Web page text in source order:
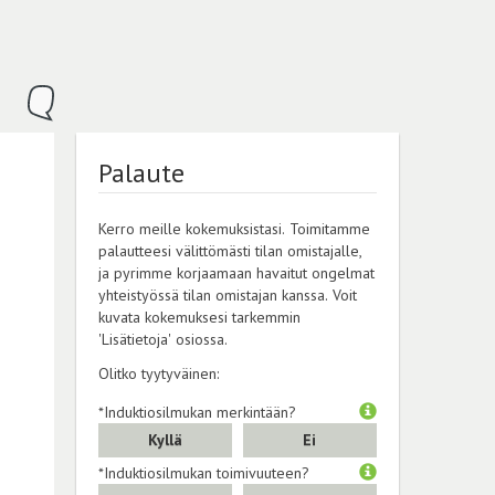
Palaute
Kerro meille kokemuksistasi. Toimitamme
palautteesi välittömästi tilan omistajalle,
ja pyrimme korjaamaan havaitut ongelmat
yhteistyössä tilan omistajan kanssa. Voit
kuvata kokemuksesi tarkemmin
'Lisätietoja' osiossa.
Olitko tyytyväinen:
*Induktiosilmukan merkintään?
Kyllä
Ei
*Induktiosilmukan toimivuuteen?